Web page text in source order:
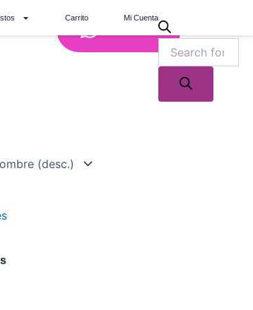
Carrito Mi Cuenta